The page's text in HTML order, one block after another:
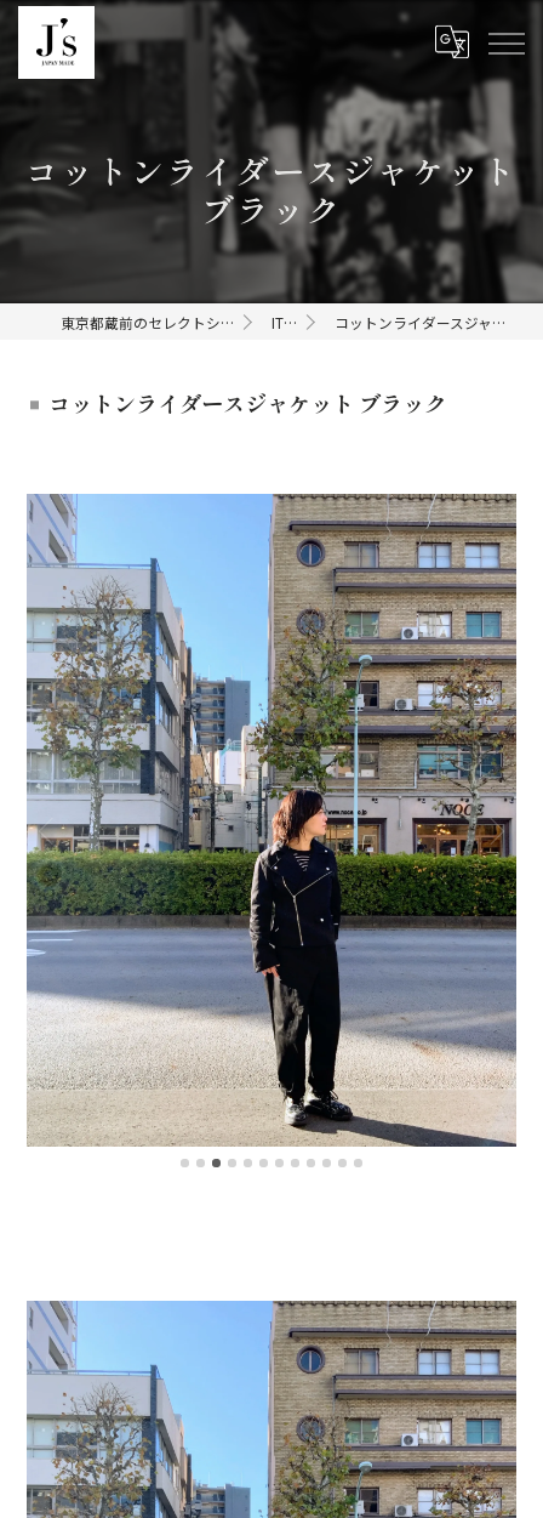
コットンライダースジャケット
ブラック
東京都蔵前のセレクトショップならJ's ITEMS コットンライダースジャケット ブラック
コットンライダースジャケット ブラック